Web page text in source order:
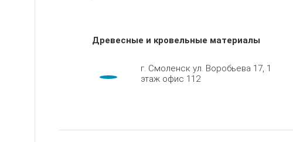
Древесные и кровельные материалы
г. Смоленск ул. Воробьева 17, 1
этаж офис 112